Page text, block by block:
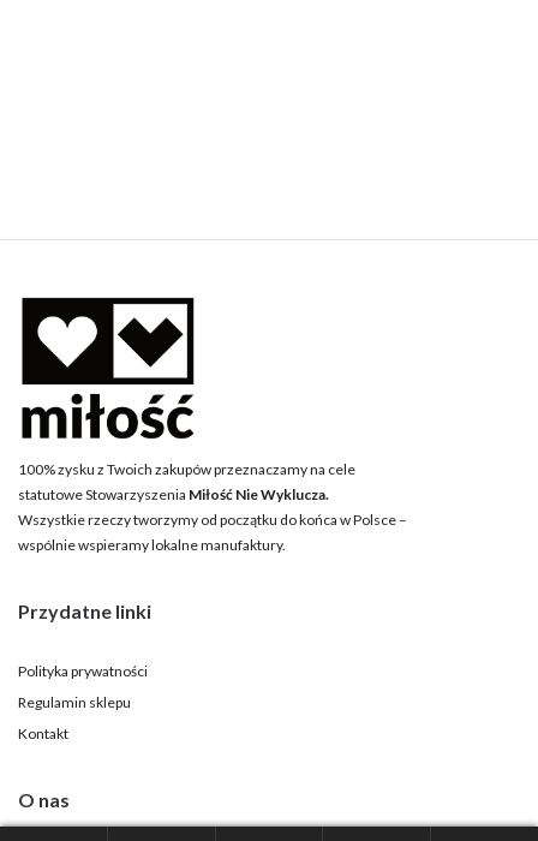
100% zysku z Twoich zakupów przeznaczamy na cele
statutowe Stowarzyszenia Miłość Nie Wyklucza.
Wszystkie rzeczy tworzymy od początku do końca w Polsce –
wspólnie wspieramy lokalne manufaktury.
Przydatne linki
Polityka prywatności
Regulamin sklepu
Kontakt
O nas